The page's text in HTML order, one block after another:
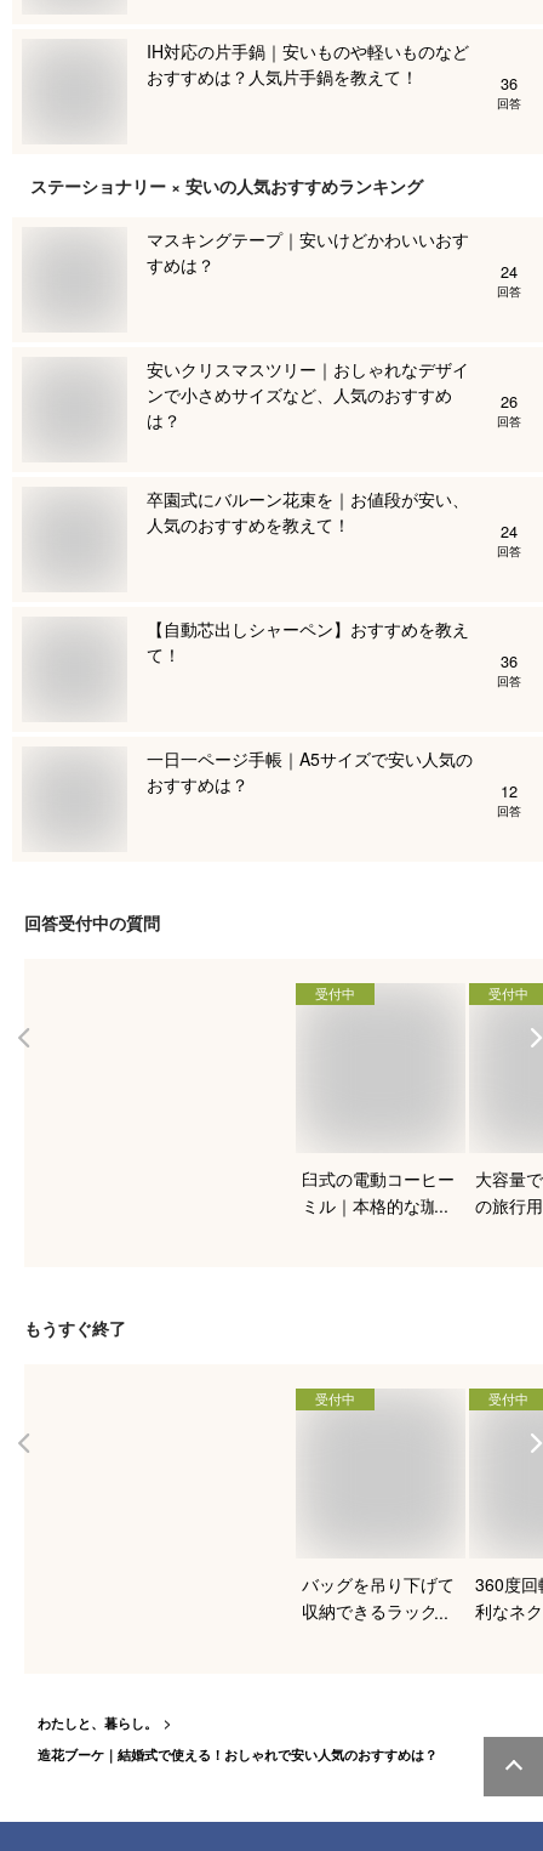
IH対応の片手鍋｜安いものや軽いものなど
おすすめは？人気片手鍋を教えて！
36
回答
ステーショナリー × 安いの人気おすすめランキング
マスキングテープ｜安いけどかわいいおす
すめは？
24
回答
安いクリスマスツリー｜おしゃれなデザイ
ンで小さめサイズなど、人気のおすすめ
は？
26
回答
卒園式にバルーン花束を｜お値段が安い、
人気のおすすめを教えて！
24
回答
【自動芯出しシャーペン】おすすめを教え
て！
36
回答
一日一ページ手帳｜A5サイズで安い人気の
おすすめは？
12
回答
回答受付中の質問
受付中
臼式の電動コーヒー
ミル｜本格的な珈琲
受付中
大容量
の旅行
もうすぐ終了
受付中
バッグを吊り下げて
収納できるラックの
受付中
360度回
利なネ
わたしと、暮らし。
造花ブーケ｜結婚式で使える！おしゃれで安い人気のおすすめは？